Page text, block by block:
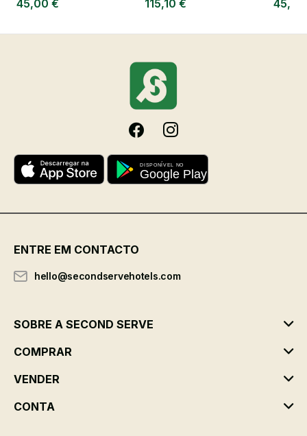
45,00 € 115,10 €
ENTRE EM CONTACTO
hello@secondservehotels.com
SOBRE A SECOND SERVE
COMPRAR
VENDER
CONTA